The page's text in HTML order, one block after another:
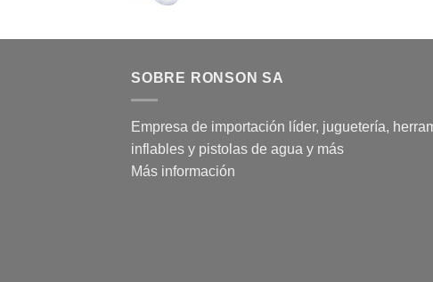
SOBRE RONSON SA
Empresa de importación líder, juguetería,
inflables y pistolas de agua y más
Más información